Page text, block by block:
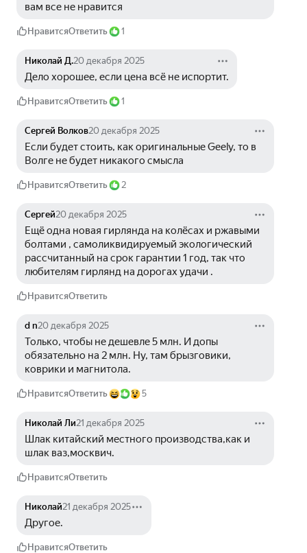
вам все не нравится
НравитсяОтветить 1
Николай Д.20 декабря 2025
Дело хорошее, если цена всё не испортит.
НравитсяОтветить 1
Сергей Волков20 декабря 2025
Если будет стоить, как оригинальные Geely, то в
Волге не будет никакого смысла
НравитсяОтветить 2
Сергей20 декабря 2025
Ещё одна новая гирлянда на колёсах и ржавыми
болтами , самоликвидируемый экологический
рассчитанный на срок гарантии 1 год, так что
любителям гирлянд на дорогах удачи .
НравитсяОтветить
d n20 декабря 2025
Только, чтобы не дешевле 5 млн. И допы
обязательно на 2 млн. Ну, там брызговики,
коврики и магнитола.
НравитсяОтветить 5
Николай Ли21 декабря 2025
Шлак китайский местного производства,как и
шлак ваз,москвич.
НравитсяОтветить
Николай21 декабря 2025
Другое.
НравитсяОтветить